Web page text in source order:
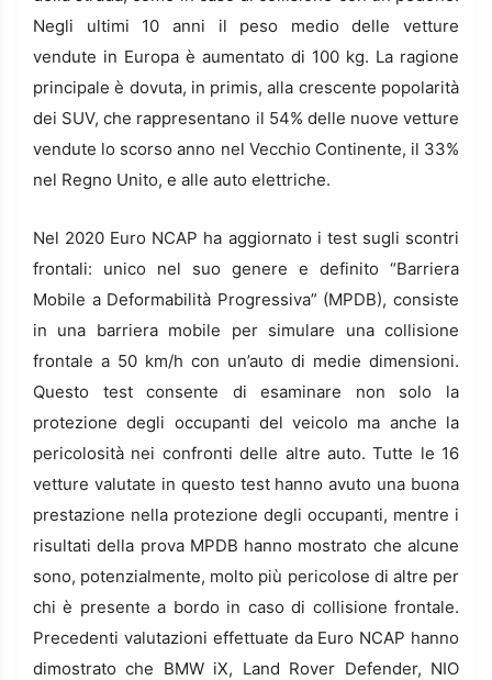
Negli ultimi 10 anni il peso medio delle vetture
vendute in Europa è aumentato di 100 kg. La ragione
principale è dovuta, in primis, alla crescente popolarità
dei SUV, che rappresentano il 54% delle nuove vetture
vendute lo scorso anno nel Vecchio Continente, il 33%
nel Regno Unito, e alle auto elettriche.
Nel 2020 Euro NCAP ha aggiornato i test sugli scontri
frontali: unico nel suo genere e definito “Barriera
Mobile a Deformabilità Progressiva” (MPDB), consiste
in una barriera mobile per simulare una collisione
frontale a 50 km/h con un’auto di medie dimensioni.
Questo test consente di esaminare non solo la
protezione degli occupanti del veicolo ma anche la
pericolosità nei confronti delle altre auto. Tutte le 16
vetture valutate in questo test hanno avuto una buona
prestazione nella protezione degli occupanti, mentre i
risultati della prova MPDB hanno mostrato che alcune
sono, potenzialmente, molto più pericolose di altre per
chi è presente a bordo in caso di collisione frontale.
Precedenti valutazioni effettuate da Euro NCAP hanno
dimostrato che BMW iX, Land Rover Defender, NIO